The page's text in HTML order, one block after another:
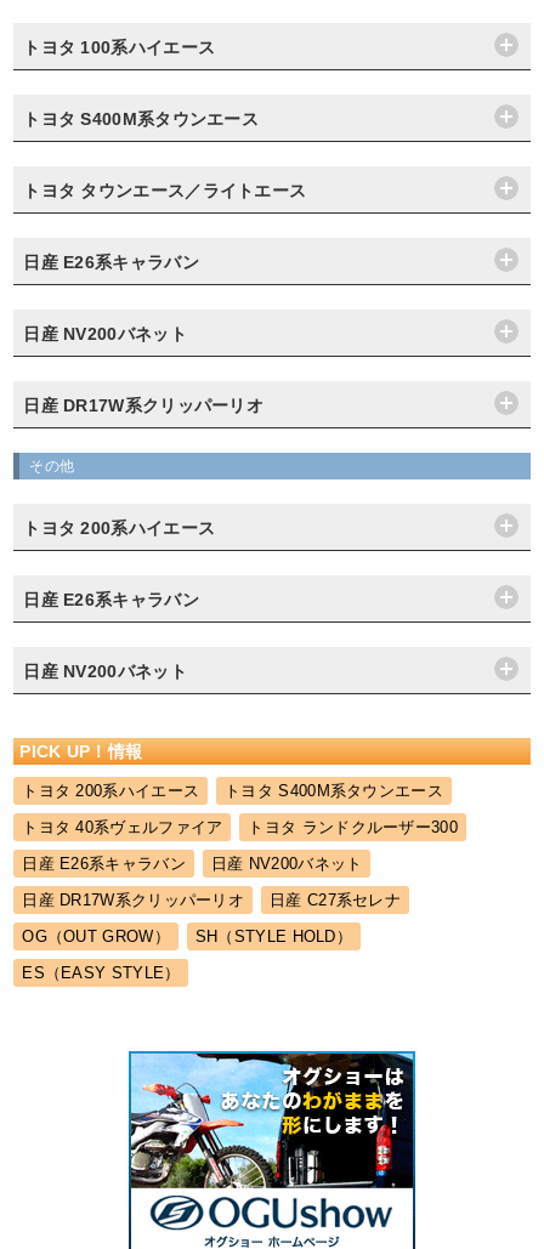
トヨタ 100系ハイエース
トヨタ S400M系タウンエース
トヨタ タウンエース／ライトエース
日産 E26系キャラバン
日産 NV200バネット
日産 DR17W系クリッパーリオ
その他
トヨタ 200系ハイエース
日産 E26系キャラバン
日産 NV200バネット
PICK UP！情報
トヨタ 200系ハイエース
トヨタ S400M系タウンエース
トヨタ 40系ヴェルファイア
トヨタ ランドクルーザー300
日産 E26系キャラバン
日産 NV200バネット
日産 DR17W系クリッパーリオ
日産 C27系セレナ
OG（OUT GROW）
SH（STYLE HOLD）
ES（EASY STYLE）